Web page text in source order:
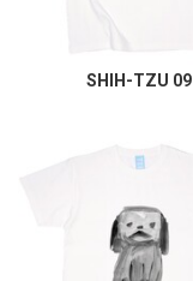
SHIH-TZU 09